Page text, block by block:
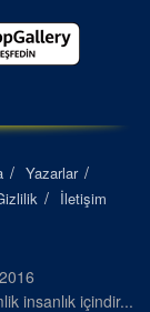
Yazarlar
İletişim
insanlık içindir...